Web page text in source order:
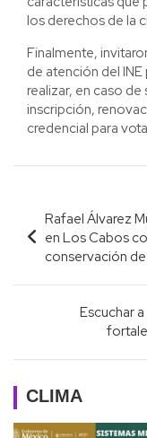
los derechos de la
Finalmente,
de atención del
realizar, en caso
inscripción,
credencial para
Navegación
de
entradas
Rafael Álvarez
en Los Cabos
conservación
Escuchar
CLIMA